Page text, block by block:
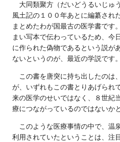
大同類聚方（だいどうるいじゅ
風土記の１００年あとに編纂され
まとめたわが国最古の医学書です
まい写本で伝わっているため、今
に作られた偽物であるという説が
ないというのが、最近の学説です。
この書を唐突に持ち出したのは
が、いずれもこの書とりあげられ
来の医学のせいではなく、８世紀
療につながっているのではないか
このような医療事情の中で、温
利用されていたということは、注